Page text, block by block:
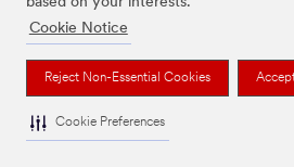
Cookie Notice
Reject Non-Essential Cookies
Cookie Preferences